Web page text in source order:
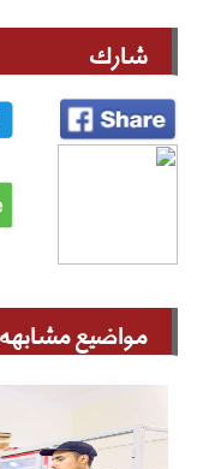
شارك
مواضيع مشابهه